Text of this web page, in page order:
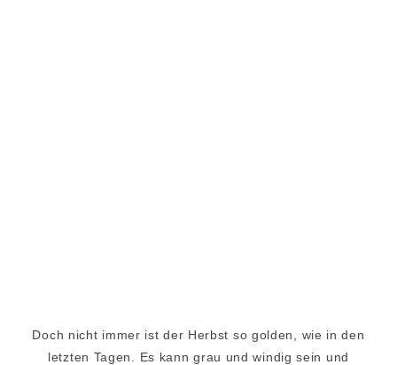
Doch nicht immer ist der Herbst so golden, wie in den
letzten Tagen. Es kann grau und windig sein und